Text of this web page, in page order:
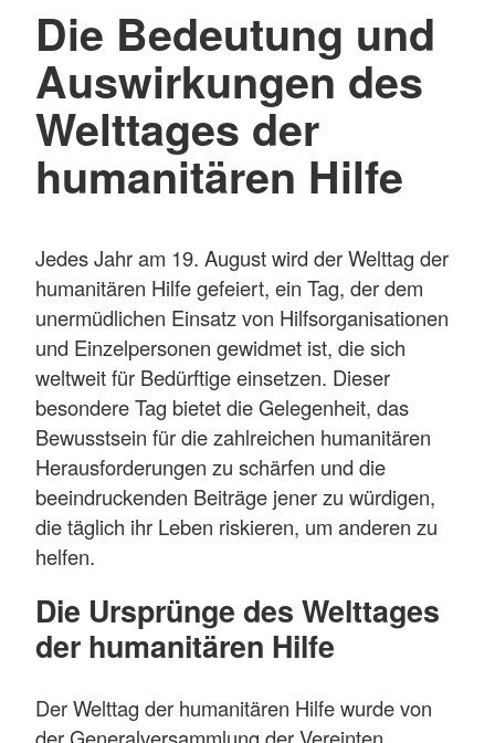
Die Bedeutung und
Auswirkungen des
Welttages der
humanitären Hilfe
Jedes Jahr am 19. August wird der Welttag der
humanitären Hilfe gefeiert, ein Tag, der dem
unermüdlichen Einsatz von Hilfsorganisationen
und Einzelpersonen gewidmet ist, die sich
weltweit für Bedürftige einsetzen. Dieser
besondere Tag bietet die Gelegenheit, das
Bewusstsein für die zahlreichen humanitären
Herausforderungen zu schärfen und die
beeindruckenden Beiträge jener zu würdigen,
die täglich ihr Leben riskieren, um anderen zu
helfen.
Die Ursprünge des Welttages
der humanitären Hilfe
Der Welttag der humanitären Hilfe wurde von
der Generalversammlung der Vereinten